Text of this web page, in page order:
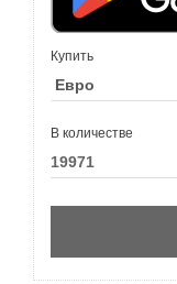
Купить
В количестве